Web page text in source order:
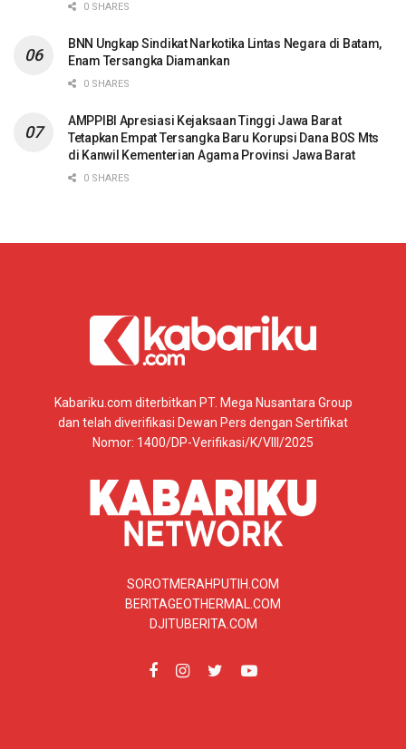
0 SHARES
BNN Ungkap Sindikat Narkotika Lintas Negara di Batam,
Enam Tersangka Diamankan
0 SHARES
AMPPIBI Apresiasi Kejaksaan Tinggi Jawa Barat
Tetapkan Empat Tersangka Baru Korupsi Dana BOS Mts
di Kanwil Kementerian Agama Provinsi Jawa Barat
0 SHARES
Kabariku.com diterbitkan PT. Mega Nusantara Group
dan telah diverifikasi Dewan Pers dengan Sertifikat
Nomor: 1400/DP-Verifikasi/K/VIII/2025
SOROTMERAHPUTIH.COM
BERITAGEOTHERMAL.COM
DJITUBERITA.COM